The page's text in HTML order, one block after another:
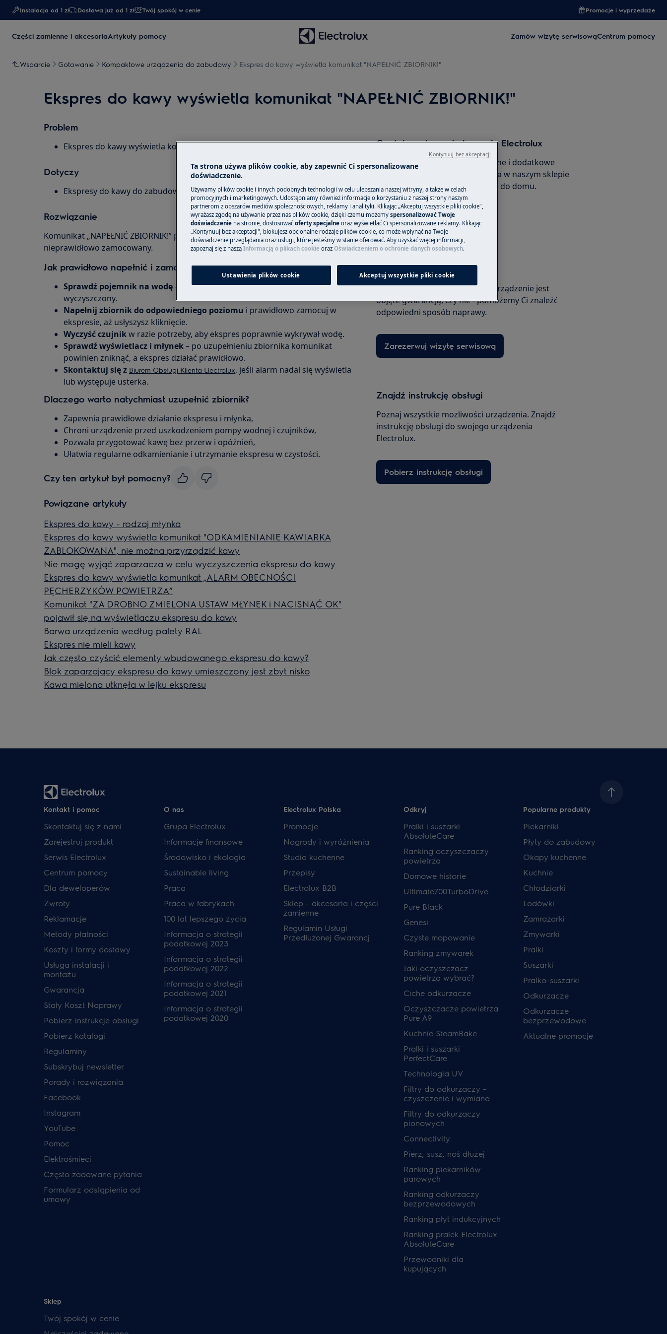
Instalacja od 1 zł Dostawa już od 1 zł​ Twój spokój w cenie Promocje i wyprzedaże
Części zamienne i akcesoriaArtykuły pomocy Zamów wizytę serwisowąCentrum pomocy
Wsparcie Gotowanie Kompaktowe urządzenia do zabudowy Ekspres do kawy wyświetla komunikat "NAPEŁNIĆ ZBIORNIK!"
Ekspres do kawy wyświetla komunikat "NAPEŁNIĆ ZBIORNIK!"
Problem
Ekspres do kawy wyświetla komunikat "NAPEŁNIĆ ZBIORNIK!"
Dotyczy
Ekspresy do kawy do zabudowy
Rozwiązanie
Komunikat „NAPEŁNIĆ ZBIORNIK!” pojawia się, gdy zbiornik na wodę jest pusty lub
nieprawidłowo zamocowany.
Jak prawidłowo napełnić i zamocować zbiornik?
Sprawdź pojemnik na wodę– upewnij się, że zbiornik jest opróżniony i
wyczyszczony.
Napełnij zbiornik do odpowiedniego poziomu i prawidłowo zamocuj w
ekspresie, aż usłyszysz kliknięcie.
Wyczyść czujnikw razie potrzeby, aby ekspres poprawnie wykrywał wodę.
Sprawdź wyświetlacz i młynek– po uzupełnieniu zbiornika komunikat
powinien zniknąć, a ekspres działać prawidłowo.
Skontaktuj się z Biurem Obsługi Klienta Electrolux, jeśli alarm nadal się wyświetla
lub występuje usterka.
Dlaczego warto natychmiast uzupełnić zbiornik?
Zapewnia prawidłowe działanie ekspresu i młynka,
Chroni urządzenie przed uszkodzeniem pompy wodnej i czujników,
Pozwala przygotować kawę bez przerw i opóźnień,
Ułatwia regularne odkamienianie i utrzymanie ekspresu w czystości.
Czy ten artykuł był pomocny?
Powiązane artykuły
Ekspres do kawy - rodzaj młynka
Ekspres do kawy wyświetla komunikat "ODKAMIENIANIE KAWIARKA
ZABLOKOWANA", nie można przyrządzić kawy
Nie mogę wyjąć zaparzacza w celu wyczyszczenia ekspresu do kawy
Ekspres do kawy wyświetla komunikat „ALARM OBECNOŚCI
PĘCHERZYKÓW POWIETRZA”
Komunikat "ZA DROBNO ZMIELONA USTAW MŁYNEK i NACISNĄĆ OK"
pojawił się na wyświetlaczu ekspresu do kawy
Barwa urządzenia według palety RAL
Ekspres nie mieli kawy
Jak często czyścić elementy wbudowanego ekspresu do kawy?
Blok zaparzający ekspresu do kawy umieszczony jest zbyt nisko
Kawa mielona utknęła w lejku ekspresu
Części zamienne i akcesoria Electrolux
Znajdź oryginalne części zamienne i dodatkowe
akcesoria do swojego urządzenia w naszym sklepie
internetowym i zamów je prosto do domu.
Do sklepu internetowego
Zamów wizytę serwisową
Niezależnie od tego, czy Twoje urządzenie jest
objęte gwarancją, czy nie - pomożemy Ci znaleźć
odpowiedni sposób naprawy.
Zarezerwuj wizytę serwisową
Znajdź instrukcję obsługi
Poznaj wszystkie mozliwości urządzenia. Znajdź
instrukcję obsługi do swojego urządzenia
Electrolux.
Pobierz instrukcję obsługi
Kontakt i pomoc
Skontaktuj się z nami
Zarejestruj produkt
Serwis Electrolux
Centrum pomocy
Dla deweloperów
Zwroty
Reklamacje
Metody płatności
Koszty i formy dostawy
Usługa instalacji i
montażu
Gwarancja
Stały Koszt Naprawy
Pobierz instrukcje obsługi
Pobierz katalogi
Regulaminy
Subskrybuj newsletter
Porady i rozwiązania
Facebook
Instagram
YouTube
Pomoc
Elektrośmieci
Często zadawane pytania
Formularz odstąpienia od
umowy
O nas
Grupa Electrolux
Informacje finansowe
Środowisko i ekologia
Sustainable living
Praca
Praca w fabrykach
100 lat lepszego życia
Informacja o strategii
podatkowej 2023
Informacja o strategii
podatkowej 2022
Informacja o strategii
podatkowej 2021
Informacja o strategii
podatkowej 2020
Electrolux Polska
Promocje
Nagrody i wyróżnienia
Studia kuchenne
Przepisy
Electrolux B2B
Sklep - akcesoria i części
zamienne
Regulamin Usługi
Przedłużonej Gwarancj
Odkryj
Pralki i suszarki
AbsoluteCare
Ranking oczyszczaczy
powietrza
Domowe historie
Ultimate700TurboDrive
Pure Black
Genesi
Czyste mopowanie
Ranking zmywarek
Jaki oczyszczacz
powietrza wybrać?
Ciche odkurzacze
Oczyszczacze powietrza
Pure A9
Kuchnie SteamBake
Pralki i suszarki
PerfectCare
Technologia UV
Filtry do odkurzaczy -
czyszczenie i wymiana
Filtry do odkurzaczy
pionowych
Connectivity
Pierz, susz, noś dłużej
Ranking piekarników
parowych
Ranking odkurzaczy
bezprzewodowych
Ranking płyt indukcyjnych
Ranking pralek Electrolux
AbsoluteCare
Przewodniki dla
kupujących
Popularne produkty
Piekarniki
Płyty do zabudowy
Okapy kuchenne
Kuchnie
Chłodziarki
Lodówki
Zamrażarki
Zmywarki
Pralki
Suszarki
Pralko-suszarki
Odkurzacze
Odkurzacze
bezprzewodowe
Aktualne promocje
Sklep
Twój spokój w cenie
Ta strona używa plików cookie, aby zapewnić Ci spersonalizowane
doświadczenie.
Używamy plików cookie i innych podobnych technologii w celu ulepszania naszej witryny, a także w celach
promocyjnych i marketingowych. Udostępniamy również informacje o korzystaniu z naszej strony naszym
partnerom z obszarów mediów społecznościowych, reklamy i analityki. Klikając „Akceptuj wszystkie pliki cookie",
wyrażasz zgodę na używanie przez nas plików cookie, dzięki czemu możemy spersonalizować Twoje
doświadczenie na stronie, dostosować oferty specjalne oraz wyświetlać Ci spersonalizowane reklamy. Klikając
„Kontynuuj bez akceptacji", blokujesz opcjonalne rodzaje plików cookie, co może wpłynąć na Twoje
doświadczenie przeglądania oraz usługi, które jesteśmy w stanie oferować. Aby uzyskać więcej informacji,
zapoznaj się z naszą Informacją o plikach cookie oraz Oświadczeniem o ochronie danych osobowych.
Ustawienia plików cookie Akceptuj wszystkie pliki cookie
Kontynuuj bez akceptacji